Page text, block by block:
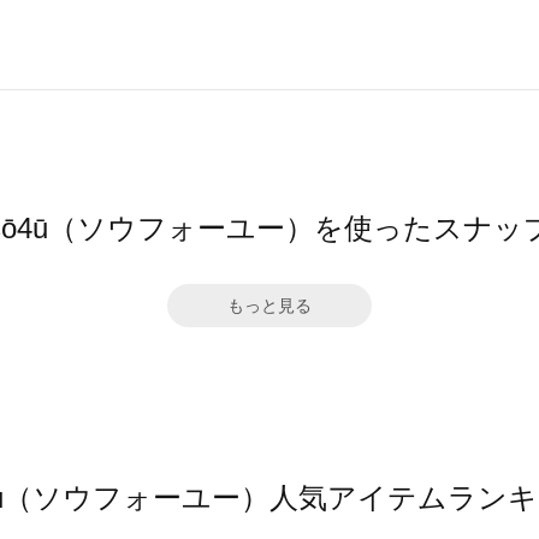
（ソウフォーユー）を使ったスナッ
もっと見る
ソウフォーユー）人気アイテムラン